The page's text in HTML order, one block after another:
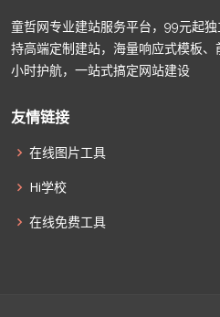
童哲网专业建站服务平台，99元起
持高端定制建站，海量响应式模板
小时护航，一站式搞定网站建设
友情链接
在线图片工具
Hi学校
在线免费工具